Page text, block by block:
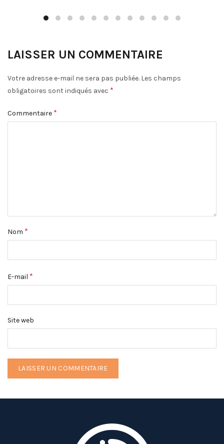
LAISSER UN COMMENTAIRE
Votre adresse e-mail ne sera pas publiée. Les champs
obligatoires sont indiqués avec *
Commentaire *
Nom *
E-mail *
Site web